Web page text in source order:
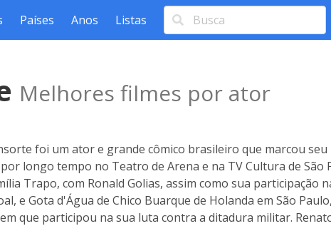
Países Anos Listas
Melhores filmes por ator
foi um ator e grande cômico brasileiro que marcou
longo tempo no Teatro de Arena e na TV Cultura de São
Trapo, com Ronald Golias, assim como sua participação
e Gota d'Água de Chico Buarque de Holanda em São
que participou na sua luta contra a ditadura militar.